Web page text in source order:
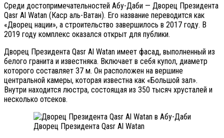
Среди достопримечательностей Абу-Даби — Дворец Президента
Qasr Al Watan (Каср аль-Ватан). Его название переводится как
«Дворец нации», а строительство завершилось в 2017 году. В
2019 году комплекс оказался открыт для публики.
Дворец Президента Qasr Al Watan имеет фасад, выполненный из
белого гранита и известняка. Включает в себя купол, диаметр
которого составляет 37 м. Он расположен на вершине
центральной камеры, которая известна как «Большой зал».
Внутри находится люстра, состоящая из 350 тысяч хрусталей и
несколько отсеков.
Дворец Президента Qasr Al Watan